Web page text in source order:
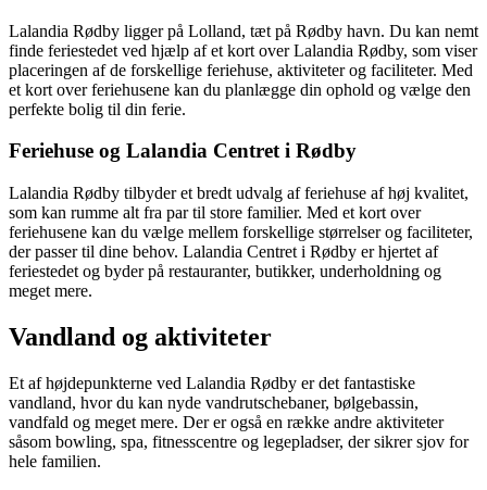
Lalandia Rødby ligger på Lolland, tæt på Rødby havn. Du kan nemt
finde feriestedet ved hjælp af et kort over Lalandia Rødby, som viser
placeringen af de forskellige feriehuse, aktiviteter og faciliteter. Med
et kort over feriehusene kan du planlægge din ophold og vælge den
perfekte bolig til din ferie.
Feriehuse og Lalandia Centret i Rødby
Lalandia Rødby tilbyder et bredt udvalg af feriehuse af høj kvalitet,
som kan rumme alt fra par til store familier. Med et kort over
feriehusene kan du vælge mellem forskellige størrelser og faciliteter,
der passer til dine behov. Lalandia Centret i Rødby er hjertet af
feriestedet og byder på restauranter, butikker, underholdning og
meget mere.
Vandland og aktiviteter
Et af højdepunkterne ved Lalandia Rødby er det fantastiske
vandland, hvor du kan nyde vandrutschebaner, bølgebassin,
vandfald og meget mere. Der er også en række andre aktiviteter
såsom bowling, spa, fitnesscentre og legepladser, der sikrer sjov for
hele familien.